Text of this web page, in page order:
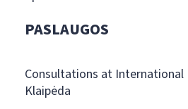
PASLAUGOS
Consultations at International
Klaipėda